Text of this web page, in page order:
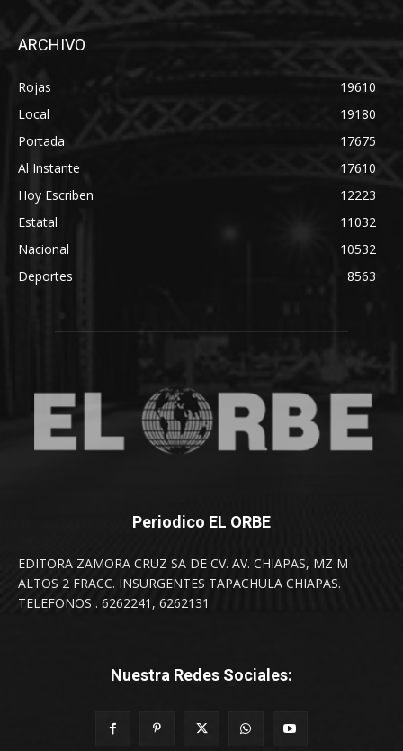
ARCHIVO
Rojas
19610
Local
19180
Portada
17675
Al Instante
17610
Hoy Escriben
12223
Estatal
11032
Nacional
10532
Deportes
8563
Periodico EL ORBE
EDITORA ZAMORA CRUZ SA DE CV. AV. CHIAPAS, MZ M
ALTOS 2 FRACC. INSURGENTES TAPACHULA CHIAPAS.
TELEFONOS . 6262241, 6262131
Nuestra Redes Sociales: